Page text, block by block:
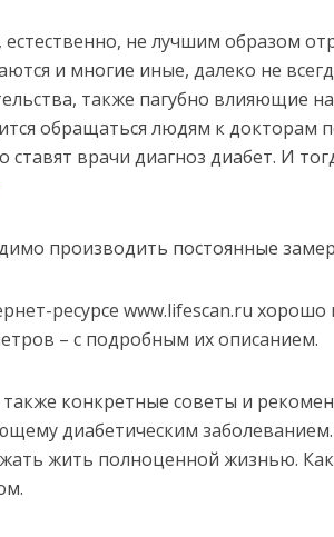
естественно, не лучшим образом
и многие иные, далеко не
также пагубно влияющие
обращаться людям к докторам
ставят врачи диагноз диабет. И
производить постоянные
ресурсе www.lifescan.ru
– с подробным их описанием.
конкретные советы и
диабетическим
жить полноценной жизнью.